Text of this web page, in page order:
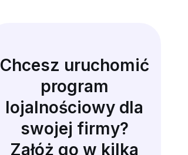
Chcesz uruchomić
program
lojalnościowy dla
swojej firmy?
Załóż go w kilka